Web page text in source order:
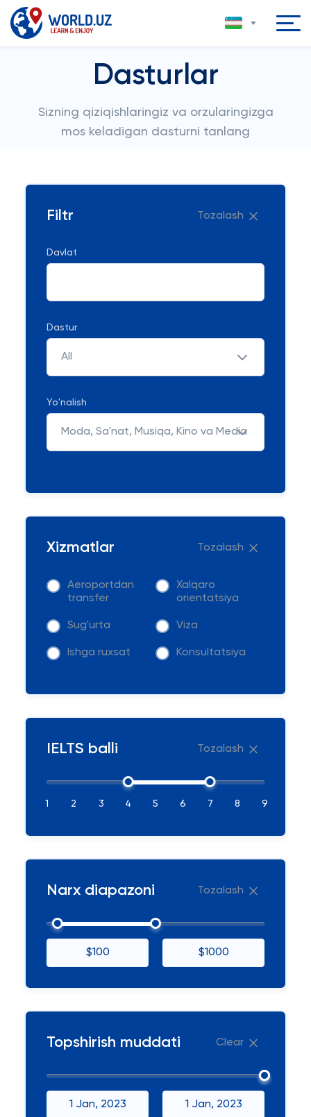
Dasturlar
Sizning qiziqishlaringiz va orzularingizga
mos keladigan dasturni tanlang
Filtr Tozalash
Davlat
Dastur
All
Yo'nalish
Moda, Sa'nat, Musiqa, Kino va Media
Xizmatlar Tozalash
Aeroportdan
transfer
Xalqaro
orientatsiya
Sug'urta Viza
Ishga ruxsat Konsultatsiya
IELTS balli Tozalash
1 2 3 4 5 6 7 8 9
Narx diapazoni Tozalash
$100 $1000
Topshirish muddati Clear
1 Jan, 2023 1 Jan, 2023